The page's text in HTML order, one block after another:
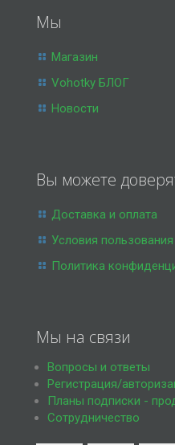
Мы
Магазин
Vohotky БЛОГ
Новости
Вы можете
Доставка и оплата
Условия пользования
Политика
Мы на связи
Вопросы и ответы
Регистрация/
Планы подписки -
Сотрудничество